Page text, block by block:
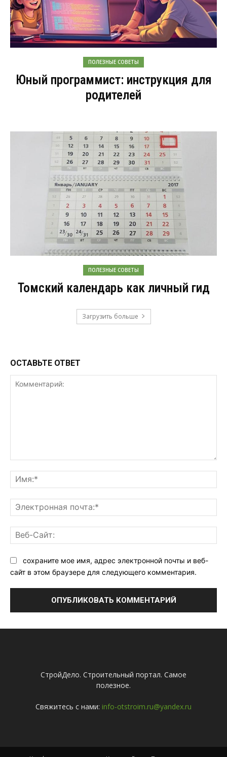
ПОЛЕЗНЫЕ СОВЕТЫ
Юный программист: инструкция для
родителей
ПОЛЕЗНЫЕ СОВЕТЫ
Томский календарь как личный гид
Загрузить больше
ОСТАВЬТЕ ОТВЕТ
сохраните мое имя, адрес электронной почты и веб-
сайт в этом браузере для следующего комментария.
СтройДело. Строительный портал. Самое
полезное.
Свяжитесь с нами: info-otstroim.ru@yandex.ru